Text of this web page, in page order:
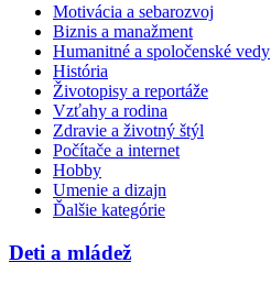
Motivácia a sebarozvoj
Biznis a manažment
Humanitné a spoločenské vedy
História
Životopisy a reportáže
Vzťahy a rodina
Zdravie a životný štýl
Počítače a internet
Hobby
Umenie a dizajn
Ďalšie kategórie
Deti a mládež